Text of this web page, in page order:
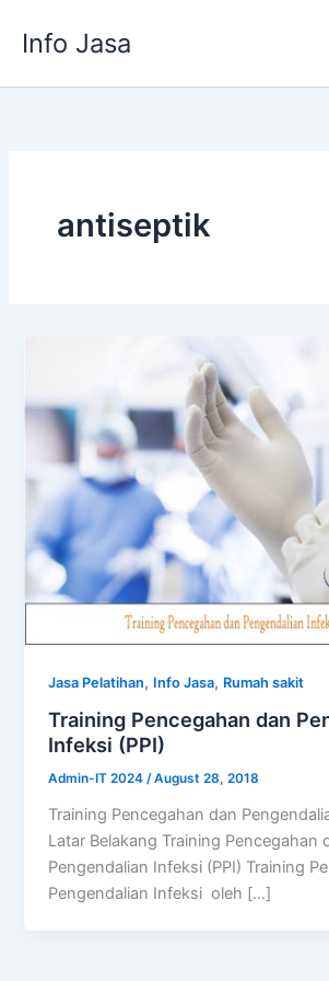
Info Jasa
antiseptik
Jasa Pelatihan, Info Jasa, Rumah sakit
Training Pencegahan dan
Infeksi (PPI)
Admin-IT 2024/August 28, 2018
Training Pencegahan dan
Latar Belakang Training Pencegahan
Pengendalian Infeksi (PPI) Training
Pengendalian Infeksi oleh […]